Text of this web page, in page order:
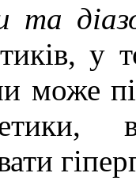
та
у
може